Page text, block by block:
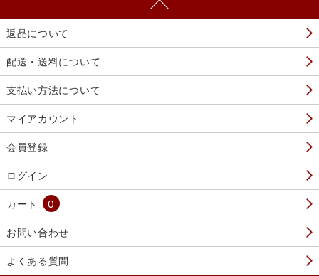
返品について
配送・送料について
支払い方法について
マイアカウント
会員登録
ログイン
カート 0
お問い合わせ
よくある質問